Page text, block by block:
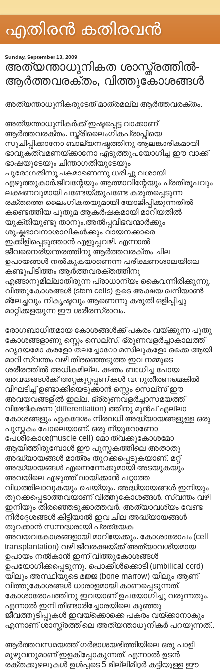
എതിരന്‍ കതിരവന്‍
Sunday, September 13, 2009
അത്യന്താധുനികത ശാസ്ത്രത്തിൽ-
ആർത്തവരക്തം, വിത്തുകോശങ്ങൾ
അത്യന്താധുനികരുടേത് മാത്രമല്ല ആർത്തവരക്തം.
അത്യന്താധുനികർക്ക് ഇഷ്ടപ്പെട്ട വാക്കാണ്
ആർത്തവരക്തം. സ്ത്രീലൈംഗികപ്രാപ്തിയെ
സൂചിപ്പിക്കാനോ ബാല്യനഷ്ടത്തിനു ആലങ്കാരികമായി
ഭാവുകത്വമണയ്ക്കാനോ എടുത്തുപയോഗിച്ച ഈ വാക്ക്
ഭാഷയുടേയും ചിന്താഗതിയുടേയും
പുരോഗതിസൂചകമാണെന്നു ധരിച്ചു വശായി
എഴുത്തുകാർ.ജീവന്റേയും ആത്മാവിന്റേയും പ്രതിരൂപവും
ലക്ഷണവുമായി പണ്ടേയ്ക്കുപണ്ടേ കരുതപ്പെടുന്ന
രക്തത്തെ ലൈംഗികതയുമായി യോജിപ്പിക്കുന്നതിൽ
കണ്ടെത്തിയ പുതുമ ആകർഷകമായി മാറിയതിൽ
യുക്തിയുണ്ടു താനും.അൽ‌പ്പവിഭവന്മാർക്കും
ശുഷ്കഭാവനാശാലികൾക്കും വായനക്കാരെ
ഇക്കിളിപ്പെടുത്താൻ എളുപ്പവഴി. എന്നാൽ
ജീവനൈര്യന്തരത്തിനു ആർത്തവരക്തം ചില
ഉപായങ്ങൾ നൽകുകയാണെന്ന പരീക്ഷണശാലയിലെ
കണ്ടുപിടിത്തം ആർത്തവരക്തത്തിനു
എങ്ങാനുമില്ലാതിരുന്ന പ്രാധാന്യം കൈവന്നിരിക്കുന്നു.
വിത്തുകോശങ്ങൾ (stem cells) ഉടെ അക്ഷയ ഖനിയാൺ
മ്ലേച്ഛവും നികൃഷ്ടവും ആണെന്നു കരുതി ഒളിപ്പിച്ചു
മാറ്റിക്കളയുന്ന ഈ ശരീരസ്രാവം.
രോഗബാധിതമായ കോശങ്ങൾക്ക് പകരം വയ്ക്കുന്ന പുതു
കോശങ്ങളാണു സ്റ്റെം സെല്സ്. ഭ്രൂണവളർച്ചാകാലത്ത്
ഹൃദയമോ കരളോ തലച്ചോറോ മസിലുകളോ ഒക്കെ ആയി
മാറി സ്വന്തം വഴി തിരഞ്ഞെടുത്ത ഇവ നമ്മുടെ
ശരീരത്തിൽ അധികമില്ല. ക്ഷതം ബാധിച്ച പോയ
അവയങ്ങൾക്ക് അറ്റകുറ്റപ്പണികൾ വന്നുതീരണമെങ്കിൽ
വിഘടിച്ച് ഉണ്ടാക്കിയെടുക്കാൻ സ്റ്റെം സെല്സ് ഈ
അവയവങ്ങളിൽ ഇല്ല. ഭ്ര്രൂണവളർച്ചാസമയത്ത്
വിഭേദീകരണ (differentiation) ത്തിനു മുൻപ് എല്ലാ
കോശങ്ങളും ഏകദേശം നിരവധി അദ്ധ്യായങ്ങളുള്ള ഒരു
പുസ്തകം പോലെയാണ്. ഒരു ന്യൂറോണോ
പേശീകോശ(muscle cell) മോ ത്വക്കുകോശമോ
ആയിത്തീരുമ്പോൾ ഈ പുസ്തകത്തിലെ അതാതു
അദ്ധ്യായങ്ങൾ മാത്രം തുറക്കപ്പെടുകയാണ്. മറ്റ്
അദ്ധ്യായങ്ങൾ എന്നെന്നേക്കുമായി അടയുകയും
അവയിലെ എഴുത്ത് വായിക്കാൻ പറ്റാത്ത
വിധത്തിലാവുകയും ചെയ്യും. അദ്ധ്യായങ്ങൾ ഇനിയും
തുറക്കപ്പെടാത്തവയാണ് വിത്തുകോശങ്ങൾ. സ്വന്തം വഴി
ഇനിയും തിരഞ്ഞെടുക്കാത്തവർ. അത്യാവശ്യം വേണ്ട
നിർദ്ദേശങ്ങൾ കിട്ടിയാൽ ഇവ ചില അദ്ധ്യായങ്ങൾ
തുറക്കാൻ സന്നദ്ധരായി പ്രത്യേക
അവയവകോശങ്ങളായി മാറിയേക്കും. കോശാരോപം (cell
transplantation) വഴി ജീവരക്ഷയ്ക്ക് അത്യാവശ്യമായ
ഉപായം നൽകാൻ ഇന്ന് വിത്തുകോശങ്ങൾ
ഉപയോഗിക്കപ്പെടുന്നു. പൊക്കിൾക്കൊടി (umbilical cord)
യിലും അസ്ഥിയുടെ മജ്ജ (bone marrow) യിലും ആണ്
വിത്തുകോശങ്ങൾ ധാരാളമായി കാണപ്പെടുന്നത്.
കോശാരോപത്തിനു ഇവയാണ് ഉപയോഗിച്ചു വരുന്നതും.
എന്നാൽ ഇനി തീണ്ടാരിച്ചോരയിലെ കുഞ്ഞു
ജീവത്തുടിപ്പുകൾ ഇവയ്ക്കൊക്കെ പകരം വയ്ക്കാനാകും
എന്നാണ് ശാസ്ത്രത്തിലെ അത്യന്താധുനികർ പറയുന്നത്..
ആർത്തവസമയത്ത് ഗർഭാശയഭിത്തിയിലെ ഒരു പാളി
മുഴുവനുമാണ് ഇളകിപ്പോകുന്നത്. എന്നാൽ ഉടൻ
രക്തക്കുഴലുകൾ ഉൾപ്പടെ 5 മില്ലിമീറ്റർ കട്ടിയുള്ള ഈ